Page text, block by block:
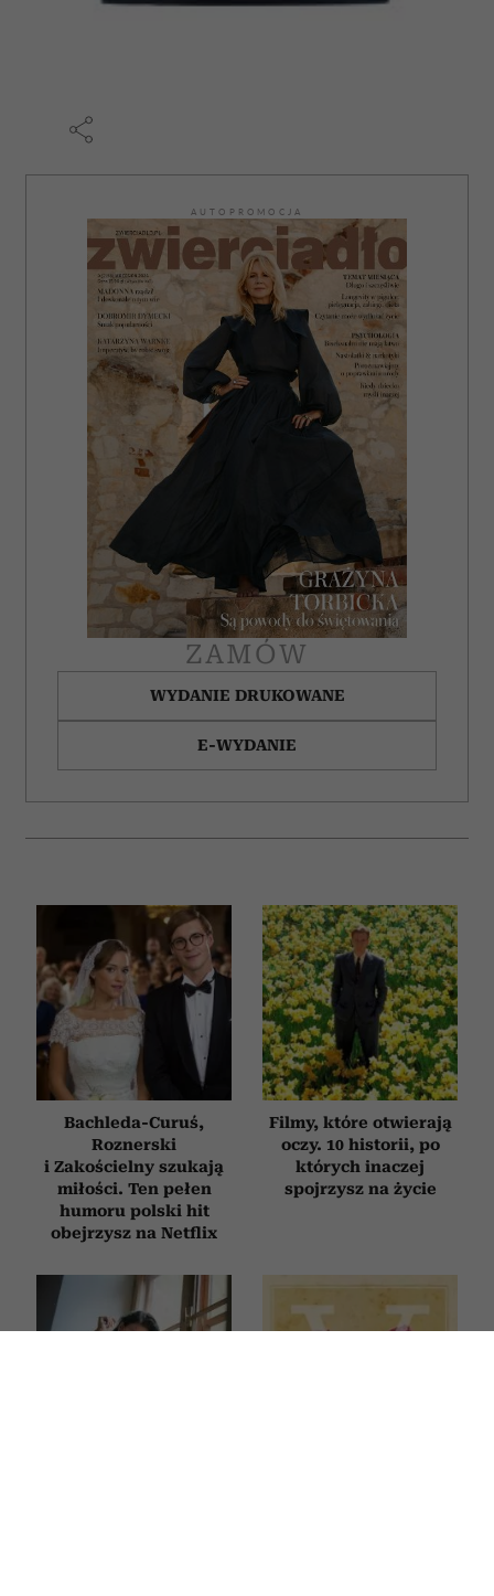
AUTOPROMOCJA
ZAMÓW
WYDANIE DRUKOWANE
E-WYDANIE
Bachleda-Curuś,
Roznerski
i Zakościelny szukają
miłości. Ten pełen
humoru polski hit
obejrzysz na Netflix
Filmy, które otwierają
oczy. 10 historii, po
których inaczej
spojrzysz na życie